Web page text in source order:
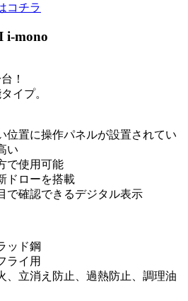
コチラ
！
イプ。
位置に操作パネルが設置されてい
い
で使用可能
ドローを搭載
で確認できるデジタル表示
ッド鋼
ライ用
、立消え防止、過熱防止、調理油